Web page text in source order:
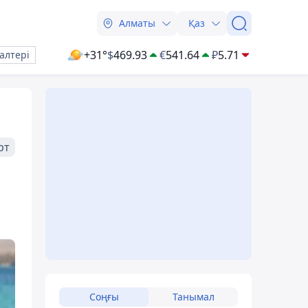
Алматы Қаз
+31°$469.93 €541.64 ₽5.71
Соңғы Танымал